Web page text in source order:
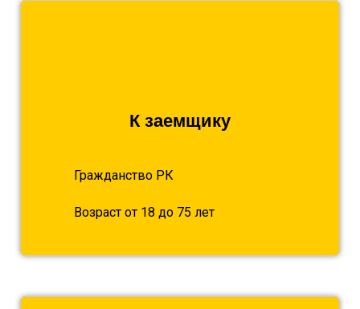
К заемщику
Гражданство РК
Возраст от 18 до 75 лет